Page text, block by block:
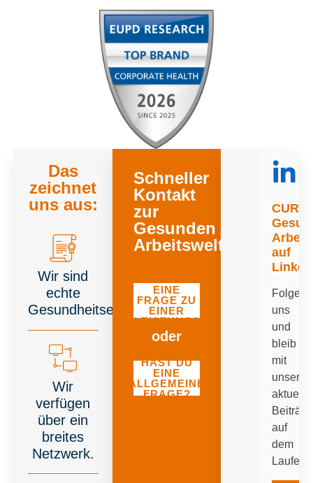
Das
zeichnet
uns aus:
Wir sind
echte
Gesundheitsexpert*innen.
Wir
verfügen
über ein
breites
Netzwerk.
Schneller
Kontakt
zur
Gesunden
Arbeitswelt
EINE
FRAGE ZU
EINER
LEISTUNG?
oder
HAST DU
EINE
ALLGEMEINE
FRAGE?
auf
Folge
uns
und
bleib
mit
unseren
auf
dem